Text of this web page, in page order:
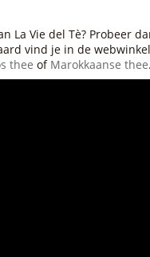
Vie del Tè? Probeer
vind je in de
thee of Marokkaanse thee.